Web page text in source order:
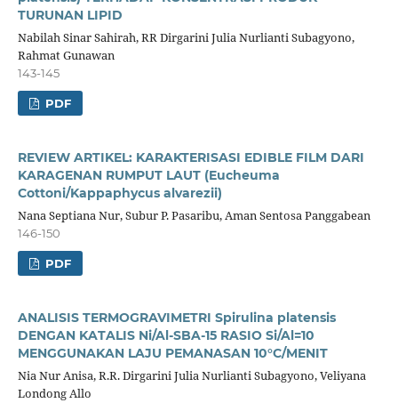
TURUNAN LIPID
Nabilah Sinar Sahirah, RR Dirgarini Julia Nurlianti Subagyono,
Rahmat Gunawan
143-145
PDF
REVIEW ARTIKEL: KARAKTERISASI EDIBLE FILM DARI
KARAGENAN RUMPUT LAUT (Eucheuma
Cottoni/Kappaphycus alvarezii)
Nana Septiana Nur, Subur P. Pasaribu, Aman Sentosa Panggabean
146-150
PDF
ANALISIS TERMOGRAVIMETRI Spirulina platensis
DENGAN KATALIS Ni/Al-SBA-15 RASIO Si/Al=10
MENGGUNAKAN LAJU PEMANASAN 10°C/MENIT
Nia Nur Anisa, R.R. Dirgarini Julia Nurlianti Subagyono, Veliyana
Londong Allo